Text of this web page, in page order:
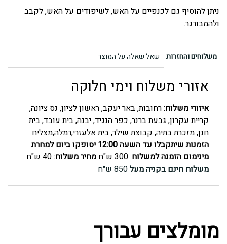
ניתן להוסיף גם לכנפיים על האש, לשיפודים על האש, לקבב
ולהמבורגר.
משלוחים והחזרות שאל שאלה על המוצר
אזורי משלוח וימי חלוקה
איזורי משלוח: רחובות, באר יעקב, ראשון לציון, נס ציונה,
קריית עקרון, גבעת ברנר, כפר הנגיד, יבנה, בית עובד, בית
חנן, מזכרת בתיה, קבוצת שילר, בית אלעזרי,רמלה,מצליח
הזמנות שיתקבלו עד השעה 12:00 יסופקו ביום למחרת
מינימום הזמנה למשלוח: 300 ש"ח מחיר משלוח: 40 ש"ח
משלוח חינם בקניה מעל850 ש"ח
מומלצים עבורך